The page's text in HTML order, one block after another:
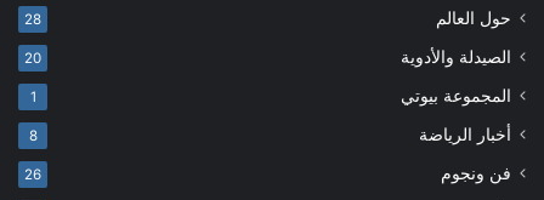
حول العالم 28
الصيدلة والأدوية 20
المجموعة بيوتي 1
أخبار الرياضة 8
فن ونجوم 26